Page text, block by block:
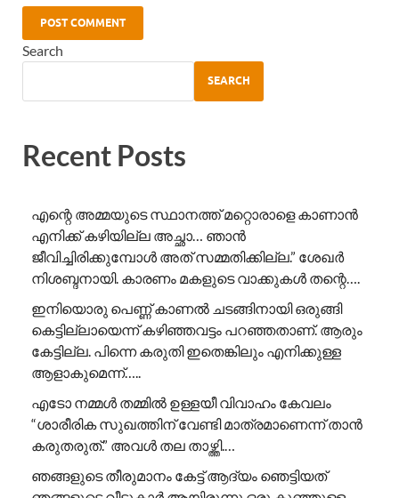
Search
SEARCH
Recent Posts
എന്റെ അമ്മയുടെ സ്ഥാനത്ത് മറ്റൊരാളെ കാണാൻ
എനിക്ക് കഴിയില്ല അച്ഛാ… ഞാൻ
ജീവിച്ചിരിക്കുമ്പോൾ അത് സമ്മതിക്കില്ല.” ശേഖർ
നിശബ്ദനായി. കാരണം മകളുടെ വാക്കുകൾ തന്റെ….
ഇനിയൊരു പെണ്ണ് കാണൽ ചടങ്ങിനായി ഒരുങ്ങി
കെട്ടില്ലായെന്ന് കഴിഞ്ഞവട്ടം പറഞ്ഞതാണ്. ആരും
കേട്ടില്ല. പിന്നെ കരുതി ഇതെങ്കിലും എനിക്കുള്ള
ആളാകുമെന്ന്…..
എടോ നമ്മൾ തമ്മിൽ ഉള്ളയീ വിവാഹം കേവലം
“ശാരീരിക സുഖത്തിന് വേണ്ടി മാത്രമാണെന്ന് താൻ
കരുതരുത്.” അവൾ തല താഴ്ത്തി.…
ഞങ്ങളുടെ തീരുമാനം കേട്ട് ആദ്യം ഞെട്ടിയത്